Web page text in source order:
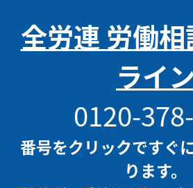
全労連 労働
ライン
0120-
番号をクリックですぐ
ります。